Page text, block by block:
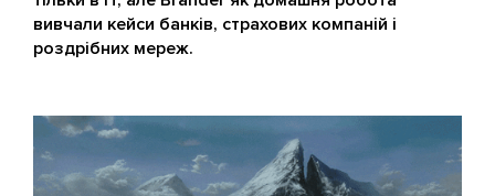
вивчали кейси банків, страхових компаній і
роздрібних мереж.